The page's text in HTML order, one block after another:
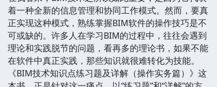
着一种全新的信息管理和协同工作模式。然而，要真
正实现这种模式，熟练掌握BIM软件的操作技巧是不
可或缺的。许多人在学习BIM的过程中，往往会遇到
理论和实践脱节的问题，看再多的理论书，如果不能
在软件中真正实践，那些知识就很难转化为技能。
《BIM技术知识点练习题及详解（操作实务篇）》这